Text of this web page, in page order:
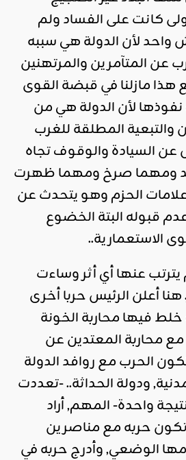
كانت على الفساد ولم
لأن الدولة هي سببه
عن المتآمرين والمرتهنين
مازلنا في قبضة القوى
لأن الدولة هي من
والتبعية المطلقة للغرب
عن السيادة والوقوف تجاه
ومهما صرخ ومهما ظهرت
الحزم وهو يتحدث عن
قبوله البتة الخضوع
الاستعمارية..
عنها أي أثر وساءت
هنا أعلن الرئيس حربا أخرى
فيها محاربة الخونة
مع محاربة المعتدين عن
الحرب مع روافد الدولة
ودولة الحداثة.. -تعددت
واحدة- المهم, أراد
حربه مع مناصرين
الوضعي, وأدرج حربه في